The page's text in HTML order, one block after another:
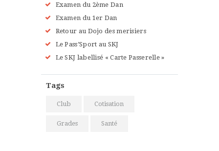
Examen du 2ème Dan
Examen du 1er Dan
Retour au Dojo des merisiers
Le Pass’Sport au SKJ
Le SKJ labellisé « Carte Passerelle »
Tags
Club Cotisation
Grades Santé